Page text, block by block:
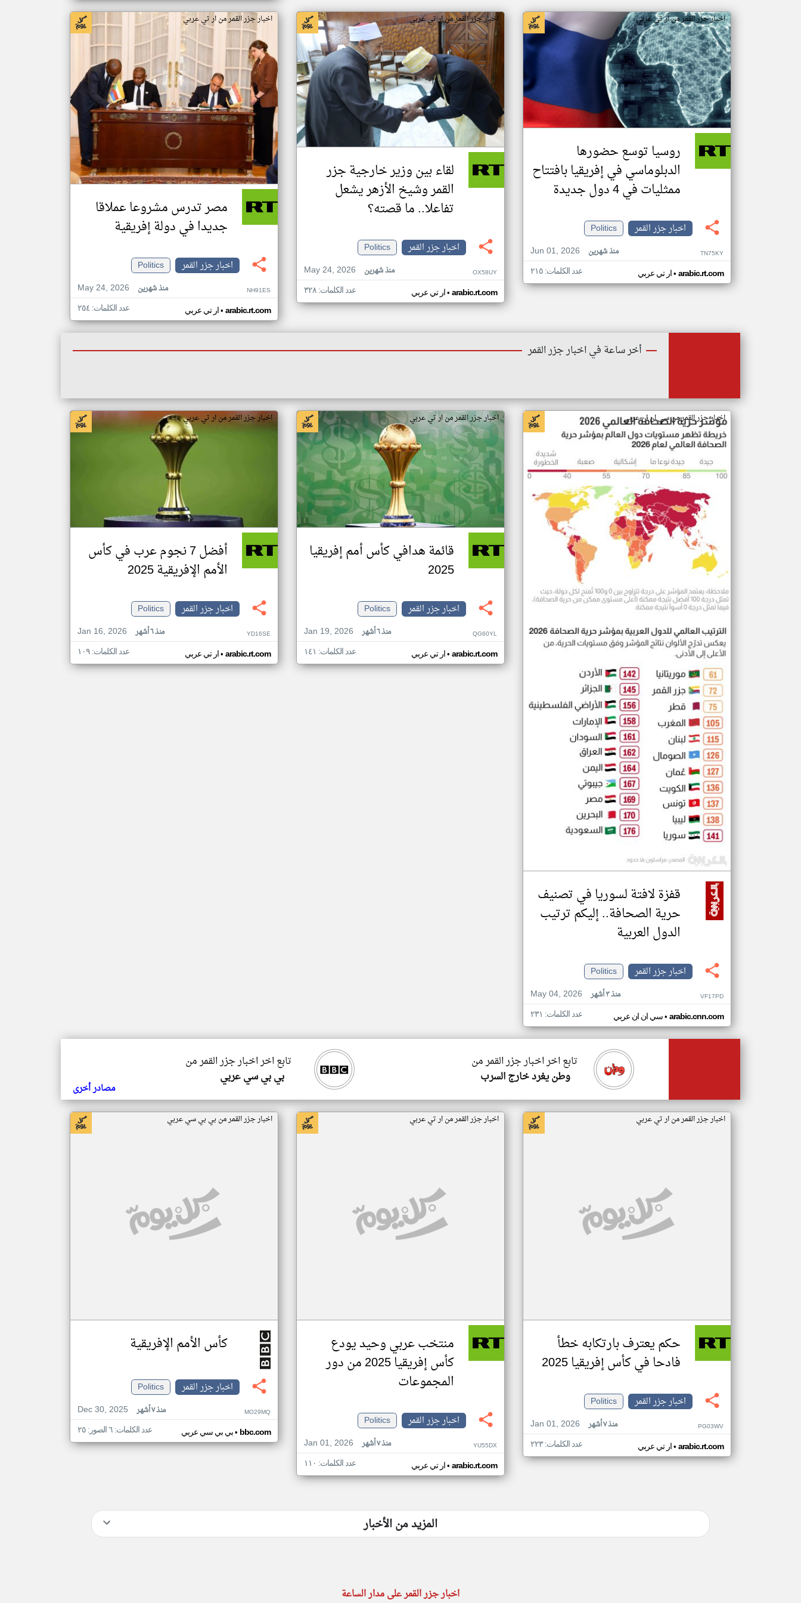
اخبار جزر القمر من ار تي عربي
روسيا توسع حضورها
الدبلوماسي في إفريقيا بافتتاح
ممثليات في 4 دول جديدة
اخبار جزر القمر
Politics
Jun 01, 2026
منذ شهرين TN75KY
ار تي عربي• arabic.rt.com عدد الكلمات: ٢١٥
اخبار جزر القمر من ار تي عربي
لقاء بين وزير خارجية جزر
القمر وشيخ الأزهر يشعل
تفاعلا.. ما قصته؟
اخبار جزر القمر
Politics
May 24, 2026
منذ شهرين OX58UY
ار تي عربي• arabic.rt.com عدد الكلمات: ٣٢٨
اخبار جزر القمر من ار تي عربي
مصر تدرس مشروعا عملاقا
جديدا في دولة إفريقية
اخبار جزر القمر
Politics
May 24, 2026
منذ شهرين NH91ES
ار تي عربي• arabic.rt.com عدد الكلمات: ٢٥٤
أخر ساعة في اخبار جزر القمر
اخبار جزر القمر من سي ان ان عربي
قفزة لافتة لسوريا في تصنيف
حرية الصحافة.. إليكم ترتيب
الدول العربية
اخبار جزر القمر
Politics
May 04, 2026
منذ ٣ أشهر VF17PD
سي ان ان عربي• arabic.cnn.com عدد الكلمات: ٢٣١
اخبار جزر القمر من ار تي عربي
قائمة هدافي كأس أمم إفريقيا
2025
اخبار جزر القمر
Politics
Jan 19, 2026
منذ ٦ أشهر QG60YL
ار تي عربي• arabic.rt.com عدد الكلمات: ١٤١
اخبار جزر القمر من ار تي عربي
أفضل 7 نجوم عرب في كأس
الأمم الإفريقية 2025
اخبار جزر القمر
Politics
Jan 16, 2026
منذ ٦ أشهر YD16SE
ار تي عربي• arabic.rt.com عدد الكلمات: ١٠٩
تابع اخر اخبار جزر القمر من
بي بي سي عربي
تابع اخر اخبار جزر القمر من
وطن يغرد خارج السرب
مصادر أخرى
اخبار جزر القمر من ار تي عربي
حكم يعترف بارتكابه خطأ
فادحا في كأس إفريقيا 2025
اخبار جزر القمر
Politics
Jan 01, 2026
منذ ٧ أشهر PG03WV
ار تي عربي• arabic.rt.com عدد الكلمات: ٢٢٣
اخبار جزر القمر من ار تي عربي
منتخب عربي وحيد يودع
كأس إفريقيا 2025 من دور
المجموعات
اخبار جزر القمر
Politics
Jan 01, 2026
منذ ٧ أشهر YU55DX
ار تي عربي• arabic.rt.com عدد الكلمات: ١١٠
اخبار جزر القمر من بي بي سي عربي
كأس الأمم الإفريقية
اخبار جزر القمر
Politics
Dec 30, 2025
منذ ٧ أشهر MO29MQ
بي بي سي عربي• bbc.com عدد الكلمات: ٦ الصور: ٢٥
المزيد من الأخبار
اخبار جزر القمر على مدار الساعة